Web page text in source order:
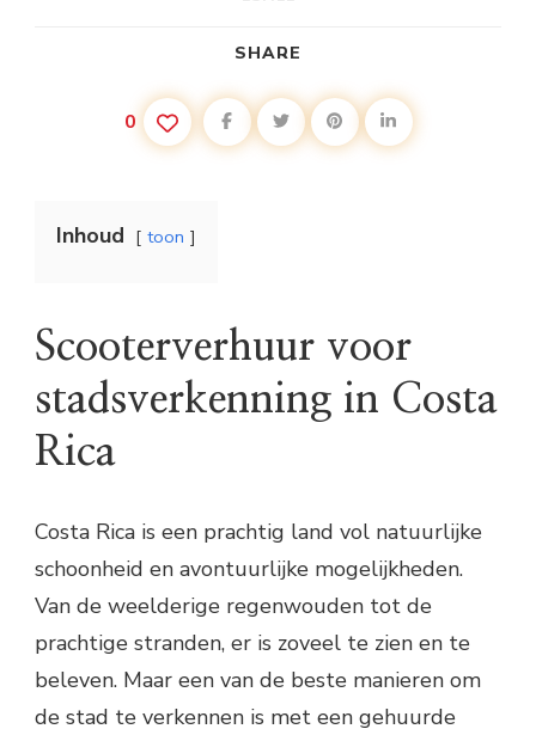
SHARE
0
Inhoud toon
Scooterverhuur voor
stadsverkenning in Costa
Rica
Costa Rica is een prachtig land vol natuurlijke
schoonheid en avontuurlijke mogelijkheden.
Van de weelderige regenwouden tot de
prachtige stranden, er is zoveel te zien en te
beleven. Maar een van de beste manieren om
de stad te verkennen is met een gehuurde